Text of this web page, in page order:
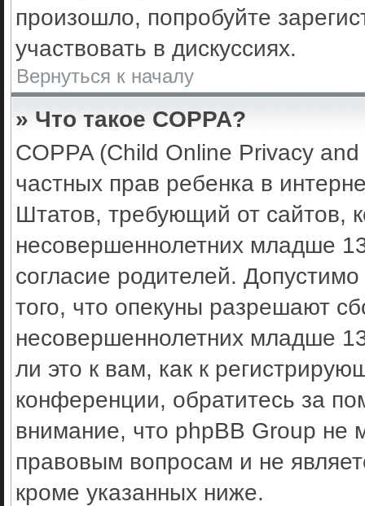
произошло, попробуйте
участвовать в дискуссиях.
Вернуться к началу
» Что такое COPPA?
COPPA (Child Online Privacy
частных прав ребенка в
Штатов, требующий от сайтов,
несовершеннолетних младше
согласие родителей.
того, что опекуны разрешают
несовершеннолетних младше
ли это к вам, как к
конференции, обратитесь за
внимание, что phpBB Group не
правовым вопросам и не
кроме указанных ниже.